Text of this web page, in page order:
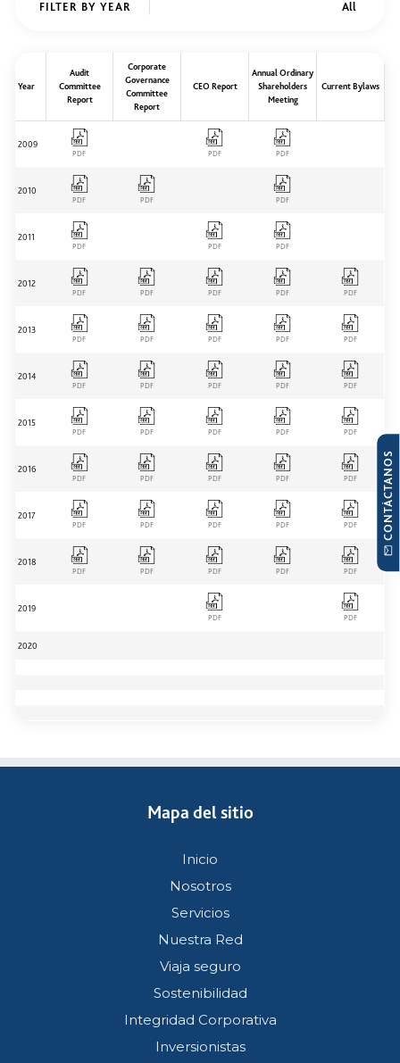
FILTER BY YEAR
Year
Audit
Committee
Report
Corporate
Governance
Committee
Report
CEO Report
Annual Ordinary
Shareholders
Meeting
Current Bylaws
2009
PDF PDF PDF
2010
PDF PDF PDF
2011
PDF PDF PDF
2012
PDF PDF PDF PDF PDF
2013
PDF PDF PDF PDF PDF
2014
PDF PDF PDF PDF PDF
2015
PDF PDF PDF PDF PDF
2016
PDF PDF PDF PDF PDF
2017
PDF PDF PDF PDF PDF
2018
PDF PDF PDF PDF PDF
2019
PDF PDF
2020
CONTÁCTANOS
Mapa del sitio
Inicio
Nosotros
Servicios
Nuestra Red
Viaja seguro
Sostenibilidad
Integridad Corporativa
Inversionistas